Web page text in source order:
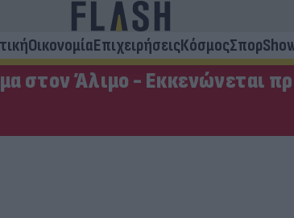
ΟικονομίαΕπιχειρήσειςΚόσμοςΣπορ
στον Άλιμο - Εκκενώνεται